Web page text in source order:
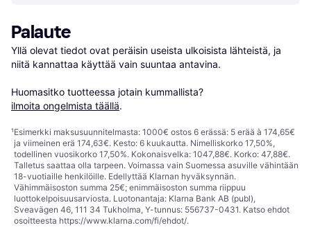
Palaute
Yllä olevat tiedot ovat peräisin useista ulkoisista lähteistä, ja
niitä kannattaa käyttää vain suuntaa antavina.
Huomasitko tuotteessa jotain kummallista?
ilmoita ongelmista täällä.
¹Esimerkki maksusuunnitelmasta: 1000€ ostos 6 erässä: 5 erää à 174,65€
ja viimeinen erä 174,63€. Kesto: 6 kuukautta. Nimelliskorko 17,50%,
todellinen vuosikorko 17,50%. Kokonaisvelka: 1047,88€. Korko: 47,88€.
Talletus saattaa olla tarpeen. Voimassa vain Suomessa asuville vähintään
18-vuotiaille henkilöille. Edellyttää Klarnan hyväksynnän.
Vähimmäisoston summa 25€; enimmäisoston summa riippuu
luottokelpoisuusarviosta. Luotonantaja: Klarna Bank AB (publ),
Sveavägen 46, 111 34 Tukholma, Y-tunnus: 556737-0431. Katso ehdot
osoitteesta https://www.klarna.com/fi/ehdot/.